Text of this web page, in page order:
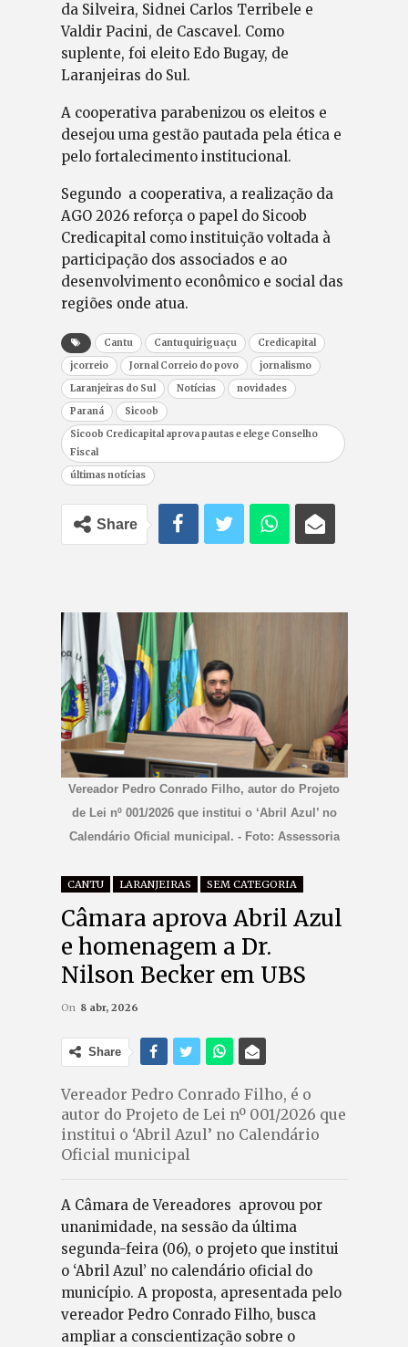
da Silveira, Sidnei Carlos Terribele e
Valdir Pacini, de Cascavel. Como
suplente, foi eleito Edo Bugay, de
Laranjeiras do Sul.
A cooperativa parabenizou os eleitos e
desejou uma gestão pautada pela ética e
pelo fortalecimento institucional.
Segundo a cooperativa, a realização da
AGO 2026 reforça o papel do Sicoob
Credicapital como instituição voltada à
participação dos associados e ao
desenvolvimento econômico e social das
regiões onde atua.
Cantu Cantuquiriguaçu
Credicapital
jcorreio
Jornal Correio do povo
jornalismo
Laranjeiras do Sul
Notícias
novidades
Paraná
Sicoob
Sicoob Credicapital aprova pautas e elege Conselho
Fiscal
últimas notícias
Share
Vereador Pedro Conrado Filho, autor do Projeto
de Lei nº 001/2026 que institui o ‘Abril Azul’ no
Calendário Oficial municipal. - Foto: Assessoria
CANTU LARANJEIRAS SEM CATEGORIA
Câmara aprova Abril Azul
e homenagem a Dr.
Nilson Becker em UBS
On 8 abr, 2026
Share
Vereador Pedro Conrado Filho, é o
autor do Projeto de Lei nº 001/2026 que
institui o ‘Abril Azul’ no Calendário
Oficial municipal
A Câmara de Vereadores aprovou por
unanimidade, na sessão da última
segunda-feira (06), o projeto que institui
o ‘Abril Azul’ no calendário oficial do
município. A proposta, apresentada pelo
vereador Pedro Conrado Filho, busca
ampliar a conscientização sobre o